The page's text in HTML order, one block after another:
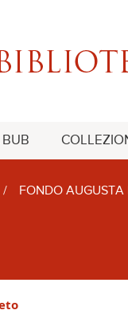
BUB
/ FONDO AUGUSTA